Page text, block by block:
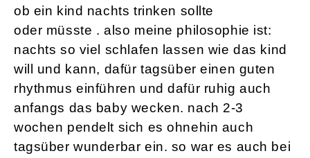
ob ein kind nachts trinken sollte
oder müsste . also meine philosophie ist:
nachts so viel schlafen lassen wie das kind
will und kann, dafür tagsüber einen guten
rhythmus einführen und dafür ruhig auch
anfangs das baby wecken. nach 2-3
wochen pendelt sich es ohnehin auch
tagsüber wunderbar ein. so war es auch bei